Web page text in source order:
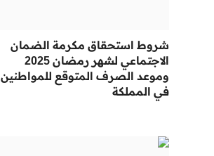
شروط استحقاق مكرمة الضمان
الاجتماعي لشهر رمضان 2025
وموعد الصرف المتوقع للمواطنين
في المملكة